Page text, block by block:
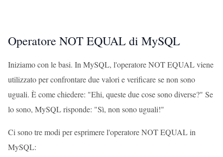
Operatore NOT EQUAL di MySQL
Iniziamo con le basi. In MySQL, l'operatore NOT EQUAL viene
utilizzato per confrontare due valori e verificare se non sono
uguali. È come chiedere: "Ehi, queste due cose sono diverse?" Se
lo sono, MySQL risponde: "Sì, non sono uguali!"
Ci sono tre modi per esprimere l'operatore NOT EQUAL in
MySQL: